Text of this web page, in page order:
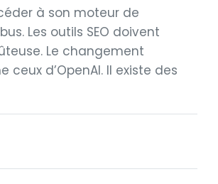
à son moteur de
Les outils SEO doivent
Le changement
d’OpenAI. Il existe des